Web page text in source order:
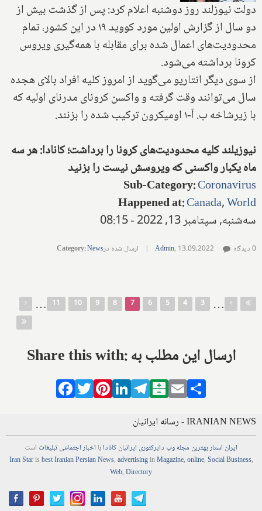
دولت نیوزلند روز دوشنبه اعلام کرد: پس از گذشت بیش از
دو سال از گزارش اولین مورد کووید ۱۹ در این کشور، تمام
محدودیت‌های اعمال شده برای مقابله با همه‌گیری ویروس
کرونا برداشته می‌شود.
از سوی دیگر انتاریو می‌گوید از امروز کلیه افراد بالای هجده
سال می‌توانند وقت گرفته و واکسن کرونای مدرنای اولیه که
با زیرشاخه ب. آ-۱ اومیکرون ترکیب شده را بزنند.
نیوزیلند کلیه محدودیت‌های کرونا را برداشت؛ کانادا: هر سه
ماه یکبار واکسنی که ویروسش نیست را بزنید
Sub-Category:Coronavirus
Happened at:Canada,World
سه‌شنبه, سپتامبر 13, 2022 - 08:15
Admin, 13.09.2022
| ارسال شده در Category:News 0 دیدگاه
صفحه‌ها
…
3
4
5
6
7
8
9
10
11
…
Share this with: ارسال این مطلب به
Facebook
TwitterPinterestLinkedIn
Telegram
Balatarin
Email
IRANIAN NEWS - رسانه ایرانیان
ایران استاربهترین مجلهوب دایرکتوری ایرانیان کانادابا اخباراجتماعیتبلیغات است
Iran Starisbest Iranian PersianNews,advertisinginMagazine,online,Social Business,
Web,Directory